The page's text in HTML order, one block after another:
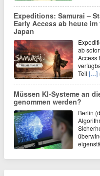
Expeditions: Samurai –
Early Access ab heute
Japan
ab
Access
Teil […]
Müssen KI-Systeme an
genommen werden?
Berlin